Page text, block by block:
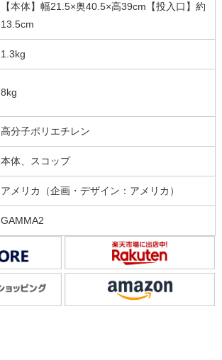
【本体】幅21.5×奥40.5×高39cm【投入口】約
13.5cm
1.3kg
8kg
高分子ポリエチレン
本体、スコップ
アメリカ（企画・デザイン：アメリカ）
GAMMA2